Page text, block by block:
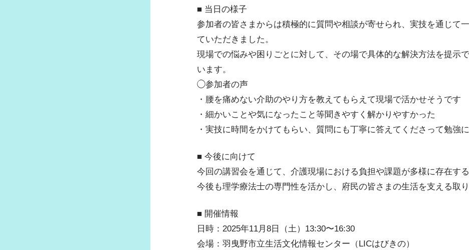
■ 当日の様子
参加者の皆さまからは積極的に質問や相談が寄せられ、実技を通じて
ていただきました。
現場での悩みや困りごとに対して、その場で具体的な解決方法を提示
います。
◯参加者の声
・腰を痛めない介助のやり方を教えてもらえて現場で活かせそうです
・細かいことや気になったこと等聞きやすく解かりやすかった
・実技に時間をかけてもらい、質問にも丁寧に答えてくださって勉強に
■ 今後に向けて
今回の講習会を通じて、介護現場における負担や課題が多様に存在す
今後も理学療法士の専門性を活かし、府民の皆さまの生活を支える取
■ 開催情報
日時：2025年11月8日（土）13:30〜16:30
会場：羽曳野市立生活文化情報センター（LICはびきの）